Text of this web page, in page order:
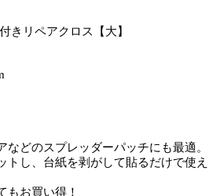
きリペアクロス【大】
などのスプレッダーパッチにも最適。
トし、台紙を剥がして貼るだけで使え
もお買い得！